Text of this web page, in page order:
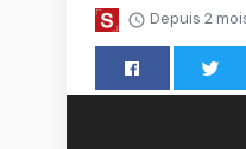
Depuis 2